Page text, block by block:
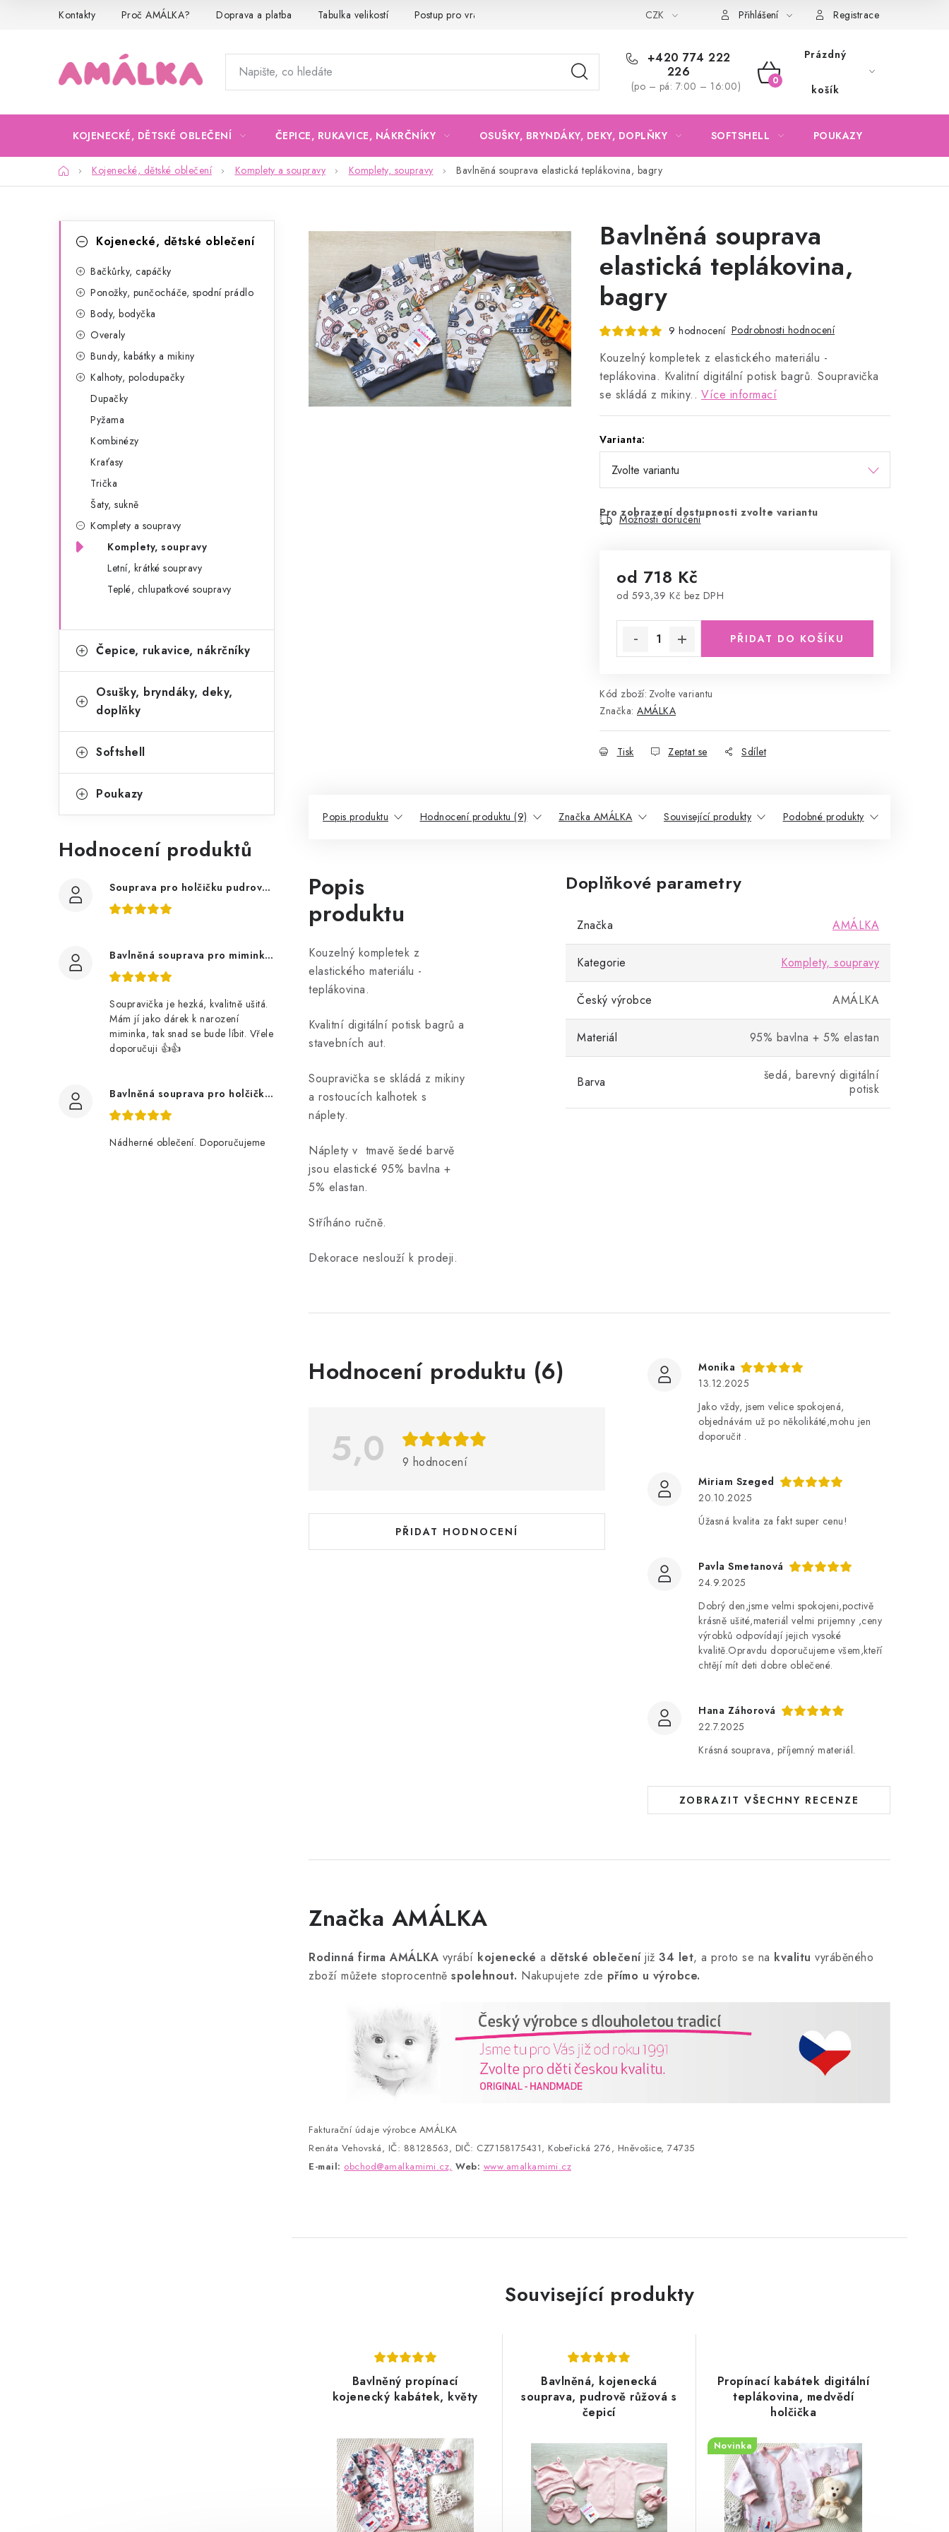
Kontakty Proč AMÁLKA? Doprava a platba Tabulka velikostí Postup pro vrácení a výměnu Obchodní podmínky Podmínky ochrany osobních údajů
CZK Přihlášení Registrace
+420 774 222
226
(po – pá: 7:00 – 16:00)
NÁKUPNÍ
Prázdný
košík
KOJENECKÉ, DĚTSKÉ OBLEČENÍ ČEPICE, RUKAVICE, NÁKRČNÍKY OSUŠKY, BRYNDÁKY, DEKY, DOPLŇKY SOFTSHELL POUKAZY
DomůKojenecké, dětské oblečení Komplety a soupravy Komplety, soupravy Bavlněná souprava elastická teplákovina, bagry
kategorieKojenecké, dětské oblečení
Bačkůrky, capáčky
Ponožky, punčocháče, spodní prádlo
Body, bodyčka
Overaly
Bundy, kabátky a mikiny
Kalhoty, polodupačky
Dupačky
Pyžama
Kombinézy
Kraťasy
Trička
Šaty, sukně
Komplety a soupravy
Komplety, soupravy
Letní, krátké soupravy
Teplé, chlupatkové soupravy
Čepice, rukavice, nákrčníky
Osušky, bryndáky, deky,
doplňky
Softshell
Poukazy
Hodnocení produktů
Souprava pro holčičku pudrově růžová, ptáčci květy
Bavlněná souprava pro miminko, zvířátka v lese
Soupravička je hezká, kvalitně ušitá.
Mám jí jako dárek k narození
miminka, tak snad se bude líbit. Vřele
doporučuji 👍👍
Bavlněná souprava pro holčičku, tmavé květy
Nádherné oblečení. Doporučujeme
Bavlněná souprava
elastická teplákovina,
bagry
9 hodnocení Podrobnosti hodnocení
Kouzelný kompletek z elastického materiálu -
teplákovina. Kvalitní digitální potisk bagrů. Soupravička
se skládá z mikiny.. Více informací
Varianta:
Pro zobrazení dostupnosti zvolte variantu
Možnosti doručení
od 718 Kč
od 593,39 Kč bez DPH
PŘIDAT DO KOŠÍKU
Kód zboží: Zvolte variantu
Značka: AMÁLKA
Tisk Zeptat se Sdílet
Popis produktu Hodnocení produktu (9) Značka AMÁLKA Související produkty Podobné produkty
Popis
produktu
Kouzelný kompletek z
elastického materiálu -
teplákovina.
Kvalitní digitální potisk bagrů a
stavebních aut.
Soupravička se skládá z mikiny
a rostoucích kalhotek s
náplety.
Náplety v tmavě šedé barvě
jsou elastické 95% bavlna +
5% elastan.
Stříháno ručně.
Dekorace neslouží k prodeji.
Doplňkové parametry
Značka AMÁLKA
Kategorie Komplety, soupravy
Český výrobce AMÁLKA
Materiál 95% bavlna + 5% elastan
Barva
šedá, barevný digitální
potisk
Hodnocení produktu (6)
5,0 9 hodnocení
PŘIDAT HODNOCENÍ
V
o
n
Monika
13.12.2025
Jako vždy, jsem velice spokojená,
objednávám už po několikáté,mohu jen
doporučit .
Miriam Szeged
20.10.2025
Úžasná kvalita za fakt super cenu!
Pavla Smetanová
24.9.2025
Dobrý den,jsme velmi spokojeni,poctivě
krásně ušité,materiál velmi prijemny ,ceny
výrobků odpovídají jejich vysoké
kvalitě.Opravdu doporučujeme všem,kteří
chtějí mít deti dobre oblečené.
Hana Záhorová
22.7.2025
Krásná souprava, příjemný materiál.
ZOBRAZIT VŠECHNY RECENZE
Značka AMÁLKA
Rodinná firma AMÁLKA vyrábí kojenecké a dětské oblečeníjiž 34 let, a proto se na kvalitu vyráběného
zboží můžete stoprocentně spolehnout. Nakupujete zde přímo u výrobce.
Fakturační údaje výrobce AMÁLKA
Renáta Vehovská, IČ: 88128563, DIČ: CZ7158175431, Kobeřická 276, Hněvošice, 74735
E-mail: obchod@amalkamimi.cz, Web: www.amalkamimi.cz
Související produkty
Bavlněný propínací
kojenecký kabátek, květy
Bavlněná, kojenecká
souprava, pudrově růžová s
čepicí
Propínací kabátek digitální
teplákovina, medvědí
holčička
Novinka